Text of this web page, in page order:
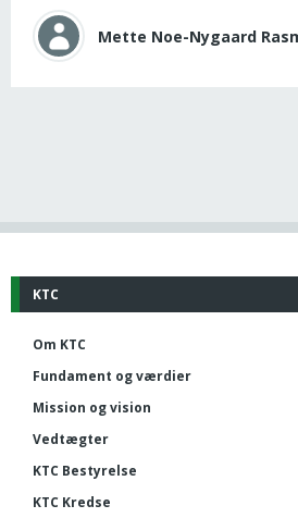
Mette Noe-Nygaard
KTC
Om KTC
Fundament og værdier
Mission og vision
Vedtægter
KTC Bestyrelse
KTC Kredse